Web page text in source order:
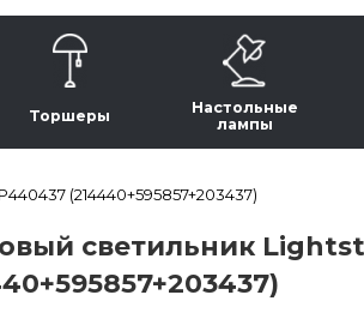
Торшеры
Настольные
лампы
(214440+595857+203437)
светильник